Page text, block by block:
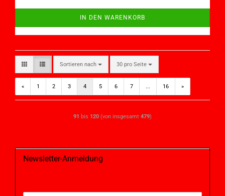
IN DEN WARENKORB
Sortieren nach 30 pro Seite
« 1 2 3 4 5 6 7 ... 16 »
91 bis 120 (von insgesamt 479)
Newsletter-Anmeldung